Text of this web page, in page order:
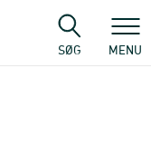
SØG MENU